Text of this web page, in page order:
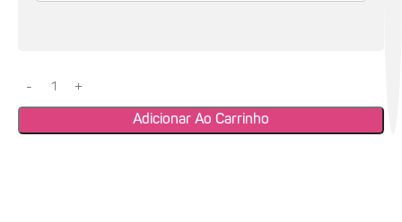
Adicionar Ao Carrinho